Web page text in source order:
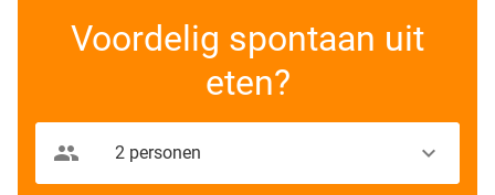
Voordelig spontaan uit
eten?